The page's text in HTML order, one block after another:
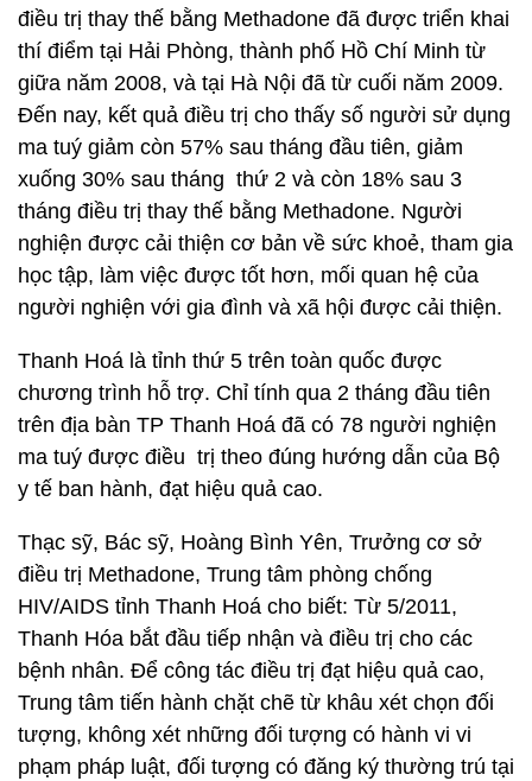
điều trị thay thế bằng Methadone đã được triển khai
thí điểm tại Hải Phòng, thành phố Hồ Chí Minh từ
giữa năm 2008, và tại Hà Nội đã từ cuối năm 2009.
Đến nay, kết quả điều trị cho thấy số người sử dụng
ma tuý giảm còn 57% sau tháng đầu tiên, giảm
xuống 30% sau tháng thứ 2 và còn 18% sau 3
tháng điều trị thay thế bằng Methadone. Người
nghiện được cải thiện cơ bản về sức khoẻ, tham gia
học tập, làm việc được tốt hơn, mối quan hệ của
người nghiện với gia đình và xã hội được cải thiện.
Thanh Hoá là tỉnh thứ 5 trên toàn quốc được
chương trình hỗ trợ. Chỉ tính qua 2 tháng đầu tiên
trên địa bàn TP Thanh Hoá đã có 78 người nghiện
ma tuý được điều trị theo đúng hướng dẫn của Bộ
y tế ban hành, đạt hiệu quả cao.
Thạc sỹ, Bác sỹ, Hoàng Bình Yên, Trưởng cơ sở
điều trị Methadone, Trung tâm phòng chống
HIV/AIDS tỉnh Thanh Hoá cho biết: Từ 5/2011,
Thanh Hóa bắt đầu tiếp nhận và điều trị cho các
bệnh nhân. Để công tác điều trị đạt hiệu quả cao,
Trung tâm tiến hành chặt chẽ từ khâu xét chọn đối
tượng, không xét những đối tượng có hành vi vi
phạm pháp luật, đối tượng có đăng ký thường trú tại